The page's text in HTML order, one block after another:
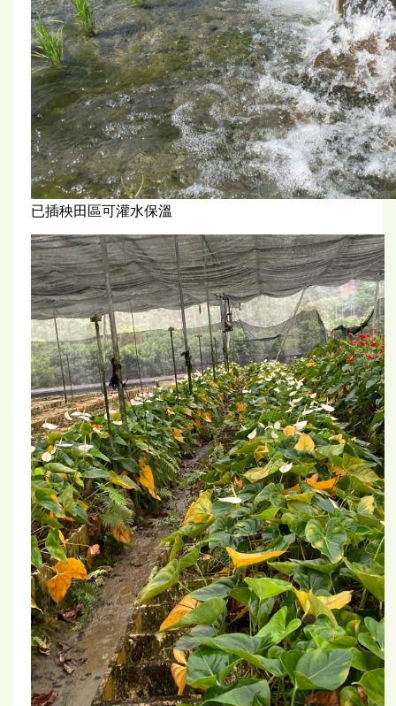
已插秧田區可灌水保溫